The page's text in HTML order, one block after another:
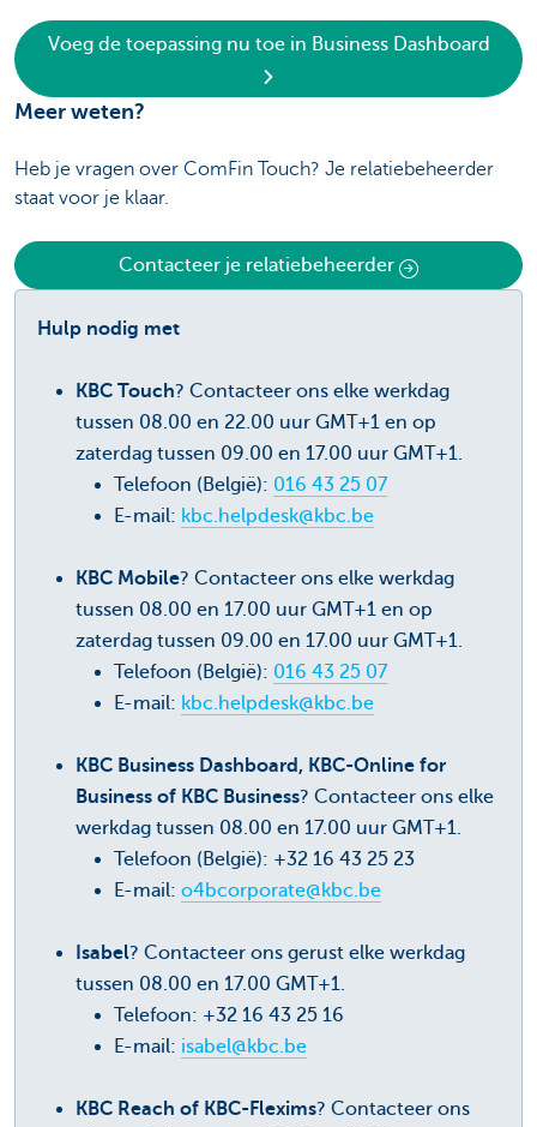
Voeg de toepassing nu toe in Business Dashboard
Meer weten?
Heb je vragen over ComFin Touch? Je relatiebeheerder
staat voor je klaar.
Contacteer je relatiebeheerder
Hulp nodig met
KBC Touch? Contacteer ons elke werkdag
tussen 08.00 en 22.00 uur GMT+1 en op
zaterdag tussen 09.00 en 17.00 uur GMT+1.
Telefoon (België): 016 43 25 07
E-mail: kbc.helpdesk@kbc.be
KBC Mobile? Contacteer ons elke werkdag
tussen 08.00 en 17.00 uur GMT+1 en op
zaterdag tussen 09.00 en 17.00 uur GMT+1.
Telefoon (België): 016 43 25 07
E-mail: kbc.helpdesk@kbc.be
KBC Business Dashboard, KBC-Online for
Business of KBC Business? Contacteer ons elke
werkdag tussen 08.00 en 17.00 uur GMT+1.
Telefoon (België): +32 16 43 25 23
E-mail: o4bcorporate@kbc.be
Isabel? Contacteer ons gerust elke werkdag
tussen 08.00 en 17.00 GMT+1.
Telefoon: +32 16 43 25 16
E-mail: isabel@kbc.be
KBC Reach of KBC-Flexims? Contacteer ons